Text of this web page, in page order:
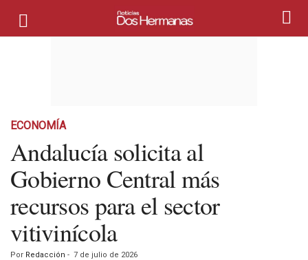
ECONOMÍA
Andalucía solicita al
Gobierno Central más
recursos para el sector
vitivinícola
Por Redacción - 7 de julio de 2026